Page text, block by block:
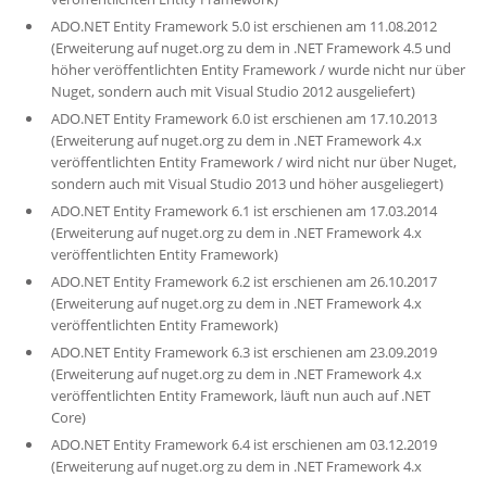
ADO.NET Entity Framework 5.0 ist erschienen am 11.08.2012
(Erweiterung auf nuget.org zu dem in .NET Framework 4.5 und
höher veröffentlichten Entity Framework / wurde nicht nur über
Nuget, sondern auch mit Visual Studio 2012 ausgeliefert)
ADO.NET Entity Framework 6.0 ist erschienen am 17.10.2013
(Erweiterung auf nuget.org zu dem in .NET Framework 4.x
veröffentlichten Entity Framework / wird nicht nur über Nuget,
sondern auch mit Visual Studio 2013 und höher ausgeliegert)
ADO.NET Entity Framework 6.1 ist erschienen am 17.03.2014
(Erweiterung auf nuget.org zu dem in .NET Framework 4.x
veröffentlichten Entity Framework)
ADO.NET Entity Framework 6.2 ist erschienen am 26.10.2017
(Erweiterung auf nuget.org zu dem in .NET Framework 4.x
veröffentlichten Entity Framework)
ADO.NET Entity Framework 6.3 ist erschienen am 23.09.2019
(Erweiterung auf nuget.org zu dem in .NET Framework 4.x
veröffentlichten Entity Framework, läuft nun auch auf .NET
Core)
ADO.NET Entity Framework 6.4 ist erschienen am 03.12.2019
(Erweiterung auf nuget.org zu dem in .NET Framework 4.x